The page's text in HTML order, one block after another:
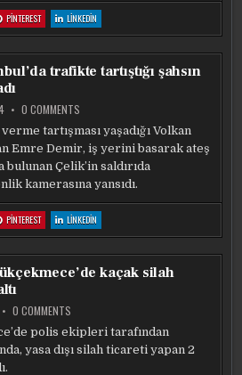
TAMAMEN
ASILSIZDIR
PINTEREST:
DURSUN
ÖZBEK’IN
PROJESIYLE
AÇIKLAMALARINA
YANIT:
LINKEDIN
DURSUN
ÖZBEK’IN
PROJESIYLE
AÇIKLAMALARINA
YANIT:
trafikte tartıştığı şahsın
0 COMMENTS
TRAFIKTE
TARTIŞTIĞI
ŞAHSIN
DÜKKANINI
KURŞUNLADI
tartışması yaşadığı Volkan
Emre Demir, iş yerini basarak ateş
bulunan Çelik’in saldırıda
kamerasına yansıdı.
PINTEREST:
İSTANBUL’DA
TRAFIKTE
ŞAHSIN
KURŞUNLADI
LINKEDIN
İSTANBUL’DA
TRAFIKTE
ŞAHSIN
KURŞUNLADI
kaçak silah
0 COMMENTS
KAÇAK
SILAH
OPERASYONU:
polis ekipleri tarafından
yasa dışı silah ticareti yapan 2